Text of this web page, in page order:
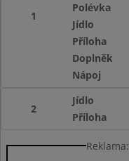
1
Polévka
Jídlo
Příloha
Doplněk
Nápoj
2
Jídlo
Příloha
Reklama: